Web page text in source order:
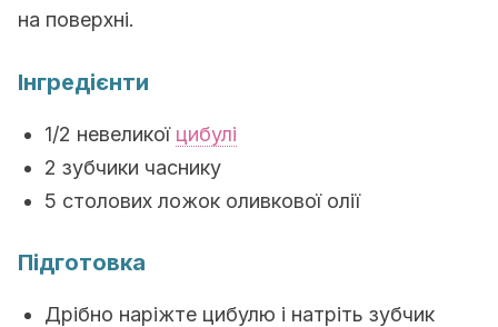
на поверхні.
Інгредієнти
1/2 невеликої цибулі
2 зубчики часнику
5 столових ложок оливкової олії
Підготовка
Дрібно наріжте цибулю і натріть зубчик